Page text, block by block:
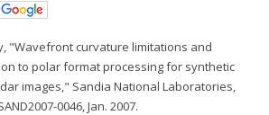
"Wavefront curvature limitations and
to polar format processing for synthetic
images," Sandia National Laboratories,
0046, Jan. 2007.